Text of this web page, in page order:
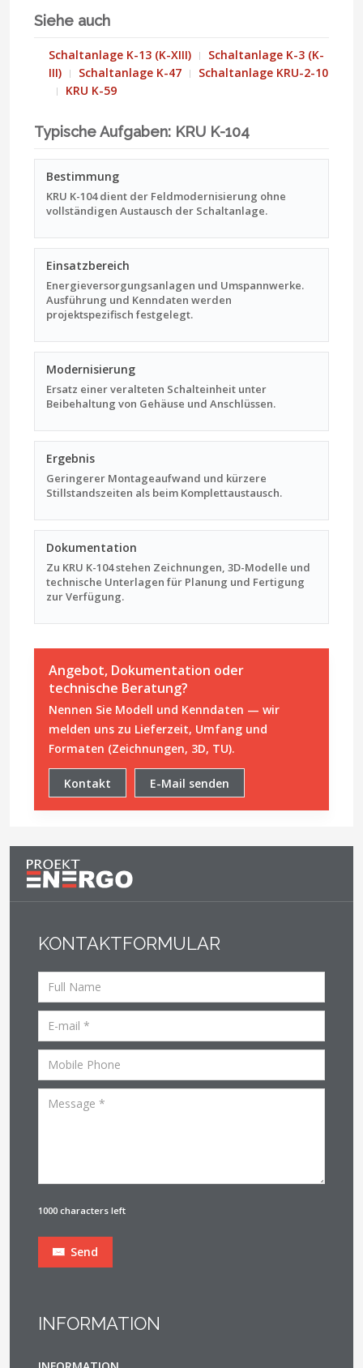
Siehe auch
Schaltanlage K-13 (K-XIII)
Schaltanlage K-3 (K-
III)
Schaltanlage K-47
Schaltanlage KRU-2-10
KRU K-59
Typische Aufgaben: KRU K-104
Bestimmung
KRU K-104 dient der Feldmodernisierung ohne
vollständigen Austausch der Schaltanlage.
Einsatzbereich
Energieversorgungsanlagen und Umspannwerke.
Ausführung und Kenndaten werden
projektspezifisch festgelegt.
Modernisierung
Ersatz einer veralteten Schalteinheit unter
Beibehaltung von Gehäuse und Anschlüssen.
Ergebnis
Geringerer Montageaufwand und kürzere
Stillstandszeiten als beim Komplettaustausch.
Dokumentation
Zu KRU K-104 stehen Zeichnungen, 3D-Modelle und
technische Unterlagen für Planung und Fertigung
zur Verfügung.
Angebot, Dokumentation oder
technische Beratung?
Nennen Sie Modell und Kenndaten — wir
melden uns zu Lieferzeit, Umfang und
Formaten (Zeichnungen, 3D, TU).
Kontakt E-Mail senden
KONTAKTFORMULAR
1000 characters left
Send
INFORMATION